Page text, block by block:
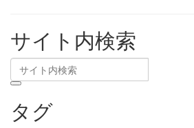
サイト内検索
タグ